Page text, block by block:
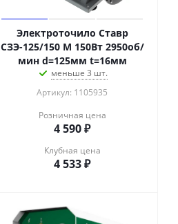
Электроточило Ставр
СЗЭ-125/150 М 150Вт 2950об/
мин d=125мм t=16мм
меньше 3 шт.
Артикул: 1105935
Розничная цена
4 590₽
Клубная цена
4 533₽